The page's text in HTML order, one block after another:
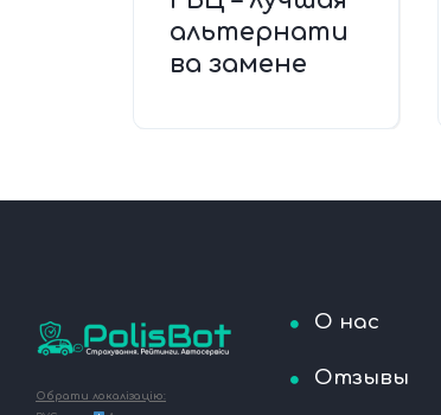
альтернати
ва замене
Обрати локалізацію:
О нас
Отзывы